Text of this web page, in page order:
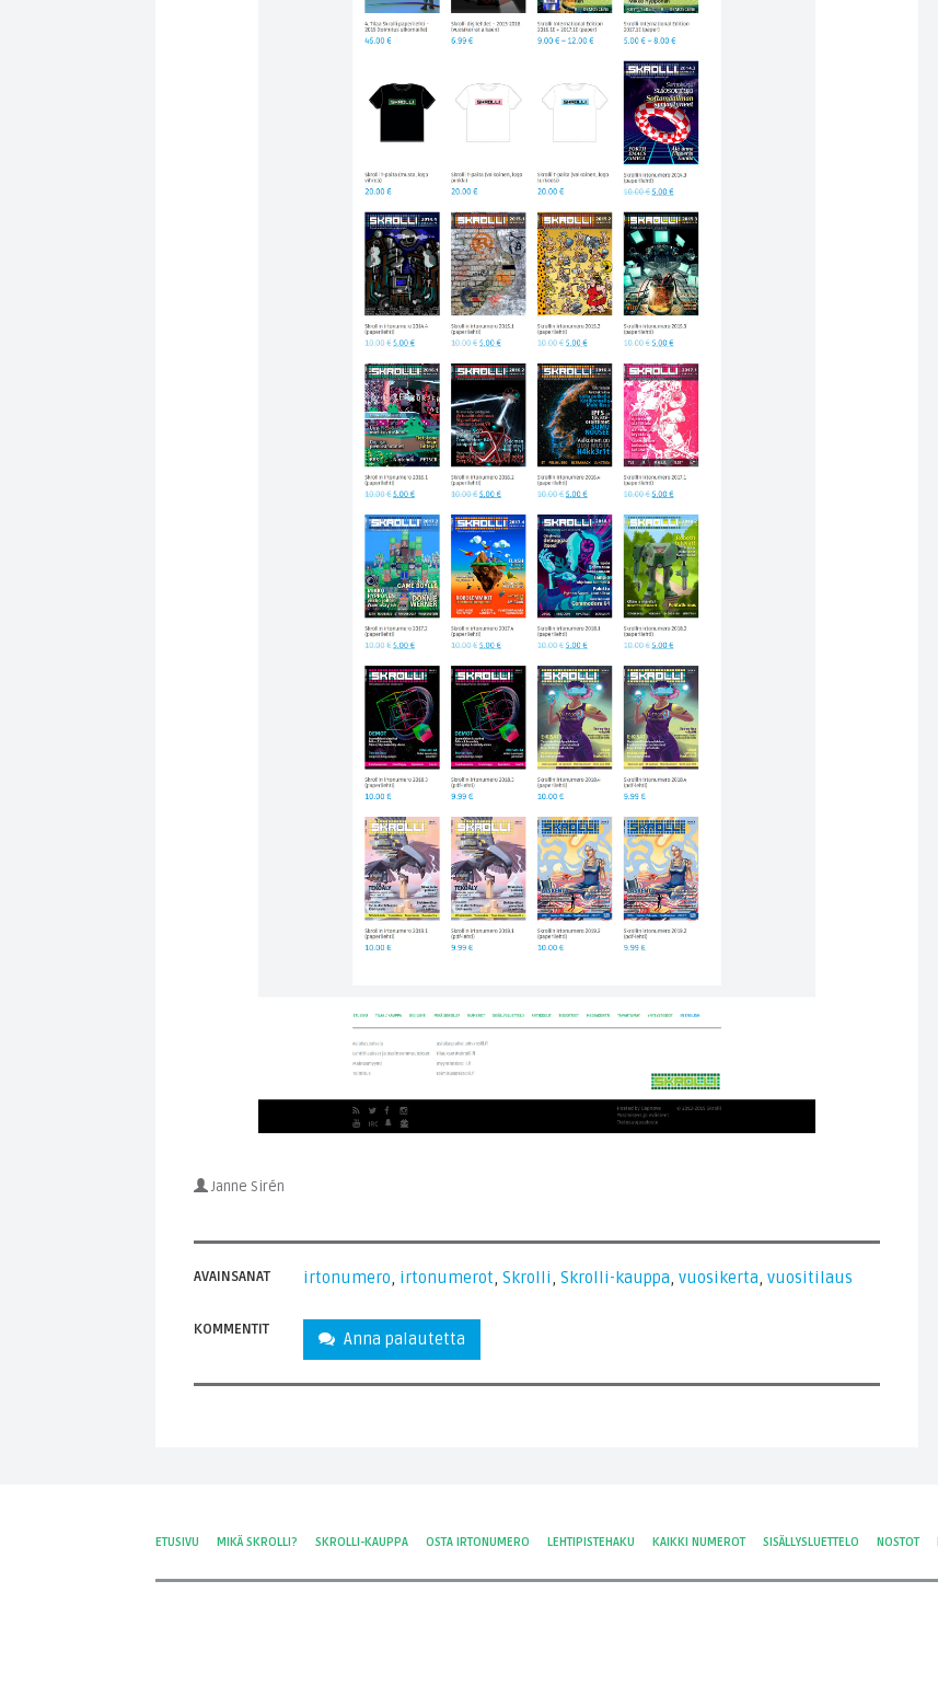
Janne Sirén
AVAINSANAT irtonumero, irtonumerot, Skrolli, Skrolli-kauppa, vuosikerta, vuositilaus
KOMMENTIT Anna palautetta
ETUSIVU MIKÄ SKROLLI? SKROLLI-KAUPPA OSTA IRTONUMERO LEHTIPISTEHAKU KAIKKI NUMEROT SISÄLLYSLUETTELO NOSTOT